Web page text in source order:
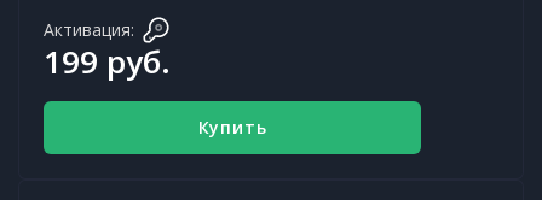
Активация:
199 руб.
Купить